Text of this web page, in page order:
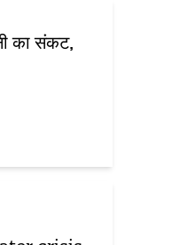
का संकट,